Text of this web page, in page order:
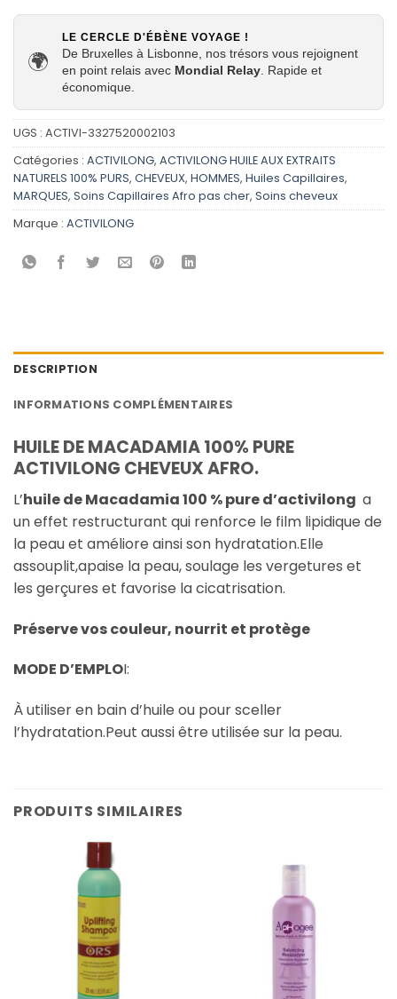
🌍
LE CERCLE D'ÉBÈNE VOYAGE !
De Bruxelles à Lisbonne, nos trésors vous rejoignent
en point relais avec Mondial Relay. Rapide et
économique.
UGS : ACTIVI-3327520002103
Catégories : ACTIVILONG, ACTIVILONG HUILE AUX EXTRAITS
NATURELS 100% PURS, CHEVEUX, HOMMES, Huiles Capillaires,
MARQUES, Soins Capillaires Afro pas cher, Soins cheveux
Marque : ACTIVILONG
DESCRIPTION
INFORMATIONS COMPLÉMENTAIRES
HUILE DE MACADAMIA 100% PURE
ACTIVILONG CHEVEUX AFRO.
L’huile de Macadamia 100 % pure d’activilong a
un effet restructurant qui renforce le film lipidique de
la peau et améliore ainsi son hydratation.Elle
assouplit,apaise la peau, soulage les vergetures et
les gerçures et favorise la cicatrisation.
Préserve vos couleur, nourrit et protège
MODE D’EMPLOI:
À utiliser en bain d’huile ou pour sceller
l’hydratation.Peut aussi être utilisée sur la peau.
PRODUITS SIMILAIRES